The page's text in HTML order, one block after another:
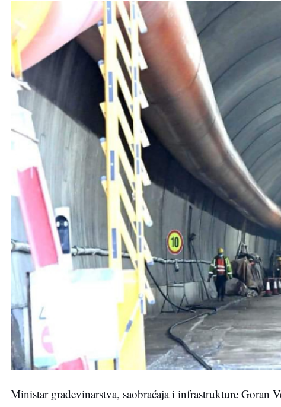
Ministar građevinarstva, saobraćaja i infrastrukture Goran